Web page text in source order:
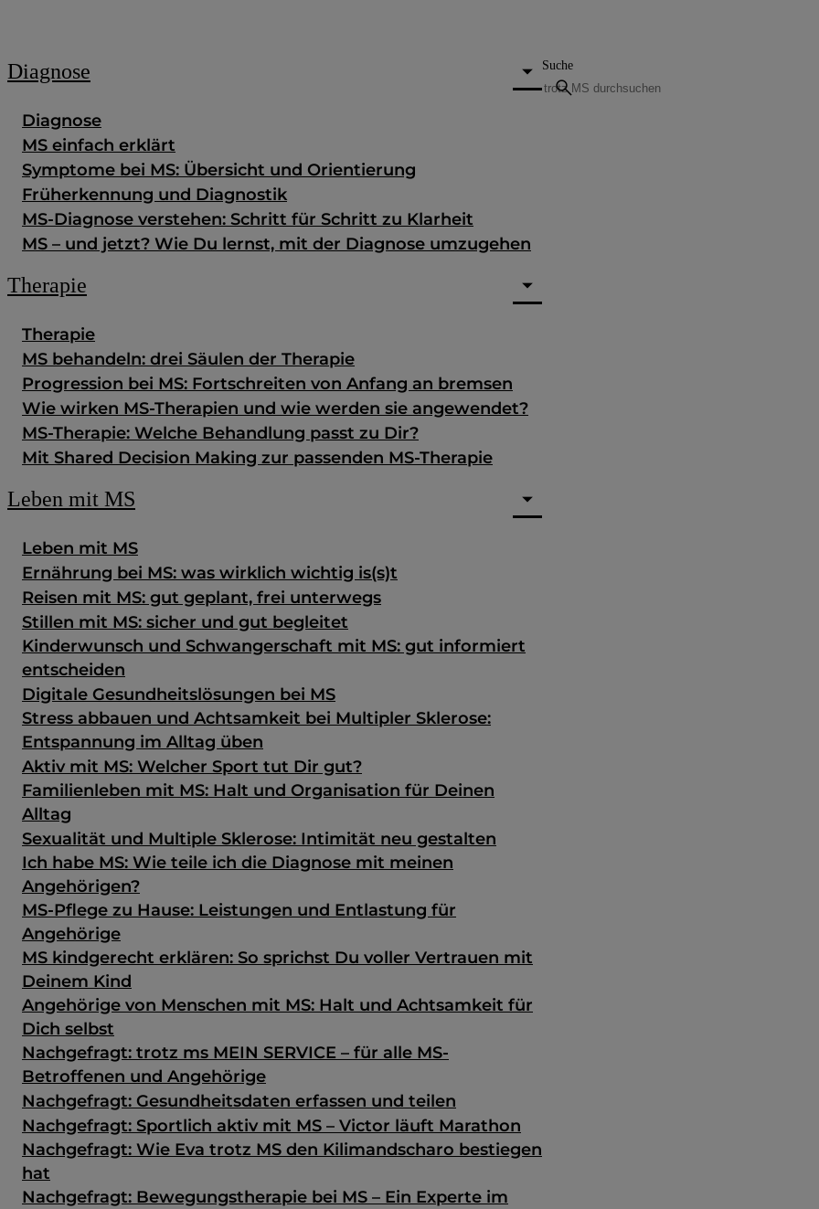
Diagnose
Diagnose
MS einfach erklärt
Symptome bei MS: Übersicht und Orientierung
Früherkennung und Diagnostik
MS-Diagnose verstehen: Schritt für Schritt zu Klarheit
MS – und jetzt? Wie Du lernst, mit der Diagnose umzugehen
Therapie
Therapie
MS behandeln: drei Säulen der Therapie
Progression bei MS: Fortschreiten von Anfang an bremsen
Wie wirken MS-Therapien und wie werden sie angewendet?
MS-Therapie: Welche Behandlung passt zu Dir?
Mit Shared Decision Making zur passenden MS-Therapie
Leben mit MS
Leben mit MS
Ernährung bei MS: was wirklich wichtig is(s)t
Reisen mit MS: gut geplant, frei unterwegs
Stillen mit MS: sicher und gut begleitet
Kinderwunsch und Schwangerschaft mit MS: gut informiert
entscheiden
Digitale Gesundheits­lösungen bei MS
Stress abbauen und Achtsamkeit bei Multipler Sklerose:
Entspannung im Alltag üben
Aktiv mit MS: Welcher Sport tut Dir gut?
Familienleben mit MS: Halt und Organisation für Deinen
Alltag
Sexualität und Multiple Sklerose: Intimität neu gestalten
Ich habe MS: Wie teile ich die Diagnose mit meinen
Angehörigen?
MS-Pflege zu Hause: Leistungen und Entlastung für
Angehörige
MS kindgerecht erklären: So sprichst Du voller Vertrauen mit
Deinem Kind
Angehörige von Menschen mit MS: Halt und Achtsamkeit für
Dich selbst
Nachgefragt: trotz ms MEIN SERVICE – für alle MS-
Betroffenen und Angehörige
Nachgefragt: Gesundheits­daten erfassen und teilen
Nachgefragt: Sportlich aktiv mit MS – Victor läuft Marathon
Nachgefragt: Wie Eva trotz MS den Kilimandscharo bestiegen
hat
Nachgefragt: Bewegungstherapie bei MS – Ein Experte im
Suche
search